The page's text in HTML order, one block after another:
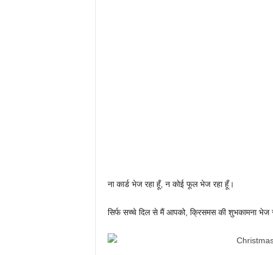
ना कार्ड भेज रहा हूँ, न कोई फूल भेज रहा हूँ।
सिर्फ सच्चे दिल से मैं आपको, क्रिसमस की शुभकामना भेज